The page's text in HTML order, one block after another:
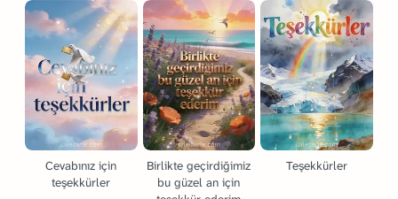
Cevabınız için
teşekkürler
Birlikte geçirdiğimiz
bu güzel an için
Teşekkürler